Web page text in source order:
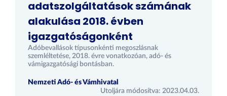
adatszolgáltatások számának
alakulása 2018. évben
igazgatóságonként
Adóbevallások típusonkénti megoszlásnak
szemléltetése, 2018. évre vonatkozóan, adó- és
vámigazgatósági bontásban.
Nemzeti Adó- és Vámhivatal
Utoljára módosítva: 2023.04.03.